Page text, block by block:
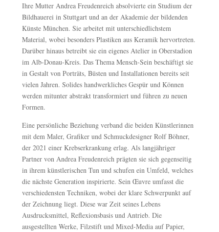
Ihre Mutter Andrea Freudenreich absolvierte ein Studium der
Bildhauerei in Stuttgart und an der Akademie der bildenden
Künste München. Sie arbeitet mit unterschiedlichstem
Material, wobei besonders Plastiken aus Keramik hervortreten.
Darüber hinaus betreibt sie ein eigenes Atelier in Oberstadion
im Alb-Donau-Kreis. Das Thema Mensch-Sein beschäftigt sie
in Gestalt von Porträts, Büsten und Installationen bereits seit
vielen Jahren. Solides handwerkliches Gespür und Können
werden mitunter abstrakt transformiert und führen zu neuen
Formen.
Eine persönliche Beziehung verband die beiden Künstlerinnen
mit dem Maler, Grafiker und Schmuckdesigner Rolf Böhner,
der 2021 einer Krebserkrankung erlag. Als langjähriger
Partner von Andrea Freudenreich prägten sie sich gegenseitig
in ihrem künstlerischen Tun und schufen ein Umfeld, welches
die nächste Generation inspirierte. Sein Œuvre umfasst die
verschiedensten Techniken, wobei der klare Schwerpunkt auf
der Zeichnung liegt. Diese war Zeit seines Lebens
Ausdrucksmittel, Reflexionsbasis und Antrieb. Die
ausgestellten Werke, Filzstift und Mixed-Media auf Papier,